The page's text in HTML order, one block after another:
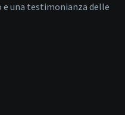
una testimonianza delle